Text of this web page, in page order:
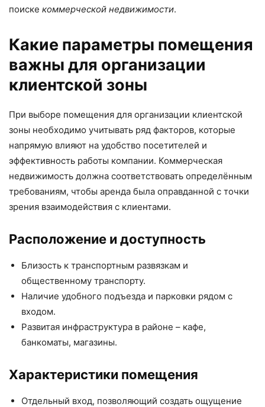
поиске коммерческой недвижимости.
Какие параметры помещения
важны для организации
клиентской зоны
При выборе помещения для организации клиентской
зоны необходимо учитывать ряд факторов, которые
напрямую влияют на удобство посетителей и
эффективность работы компании. Коммерческая
недвижимость должна соответствовать определённым
требованиям, чтобы аренда была оправданной с точки
зрения взаимодействия с клиентами.
Расположение и доступность
Близость к транспортным развязкам и
общественному транспорту.
Наличие удобного подъезда и парковки рядом с
входом.
Развитая инфраструктура в районе – кафе,
банкоматы, магазины.
Характеристики помещения
Отдельный вход, позволяющий создать ощущение